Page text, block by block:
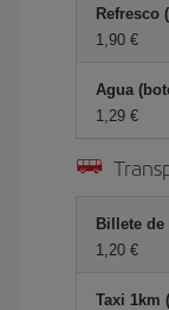
Refresco
1,90
Agua
1,29
Billete de
1,20
Taxi 1km